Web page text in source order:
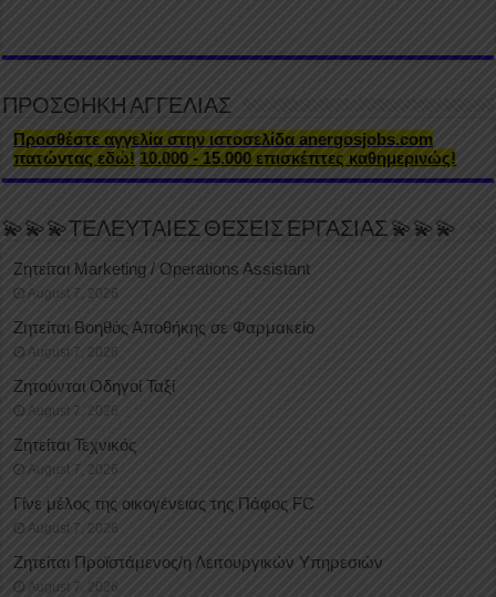
ΠΡΟΣΘΗΚΗ ΑΓΓΕΛΙΑΣ
Προσθέστε αγγελία στην ιστοσελίδα anergosjobs.com
πατώντας εδώ! 10.000 - 15.000 επισκέπτες καθημερινώς!
💫💫💫ΤΕΛΕΥΤΑΙΕΣ ΘΕΣΕΙΣ ΕΡΓΑΣΙΑΣ 💫💫💫
Ζητείται Marketing / Operations Assistant
August 7, 2026
Ζητείται Βοηθός Αποθήκης σε Φαρμακείο
August 7, 2026
Ζητούνται Οδηγοί Ταξί
August 7, 2026
Ζητείται Τεχνικός
August 7, 2026
Γίνε μέλος της οικογένειας της Πάφος FC
August 7, 2026
Ζητείται Προϊστάμενος/η Λειτουργικών Υπηρεσιών
August 7, 2026